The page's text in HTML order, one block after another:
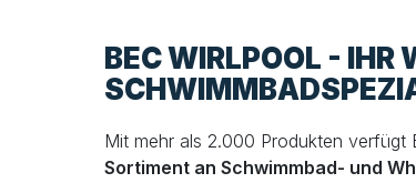
BEC WIRLPOOL - IHR
Mit mehr als 2.000 Produkten verfügt
Sortiment an Schwimmbad- und